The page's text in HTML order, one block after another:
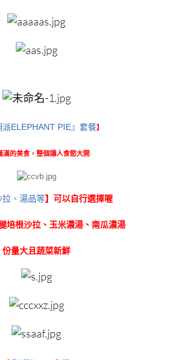
派ELEPHANT PIE』套餐】
滿的美食，整個讓人食慾大開
拉、湯品等】可以自行選擇喔
培根沙拉、玉米濃湯、南瓜濃湯
份量大且蔬菜新鮮